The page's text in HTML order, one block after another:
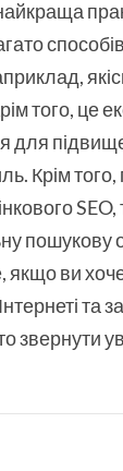
того, це
для
Крім того,
пошукову
ви
та
звернути